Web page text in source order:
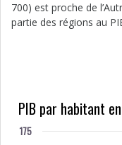
700) est proche de
partie des régions au
175
PIB par habitant